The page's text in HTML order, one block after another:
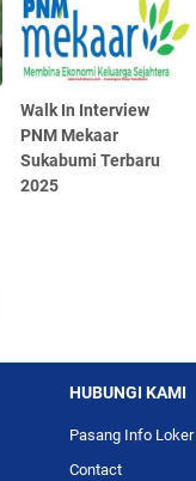
Walk In Interview
PNM Mekaar
Sukabumi Terbaru
2025
HUBUNGI KAMI
Pasang Info Loker
Contact